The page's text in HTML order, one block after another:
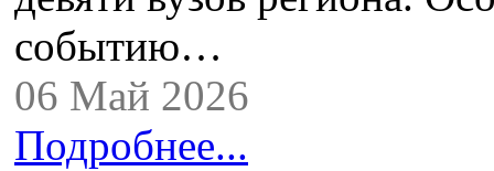
событию…
06 Май 2026
Подробнее...